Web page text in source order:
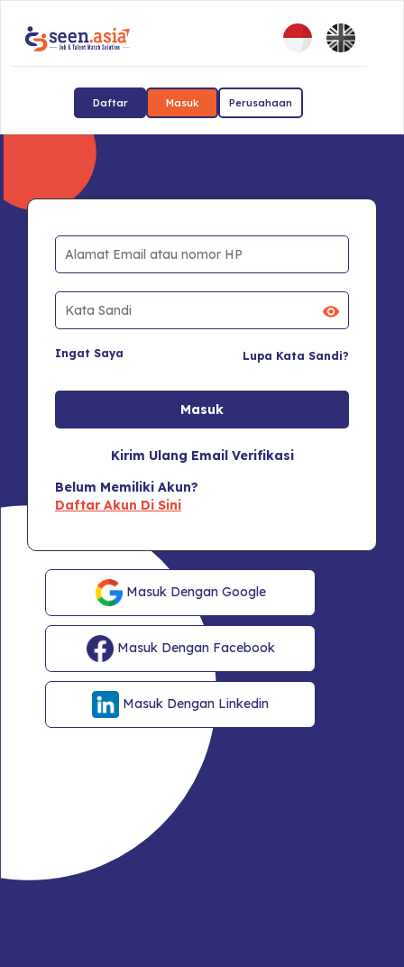
Daftar Masuk Perusahaan
Ingat Saya Lupa Kata Sandi?
Kirim Ulang Email Verifikasi
Belum Memiliki Akun?
Daftar Akun Di Sini
Masuk Dengan Google
Masuk Dengan Facebook
Masuk Dengan Linkedin